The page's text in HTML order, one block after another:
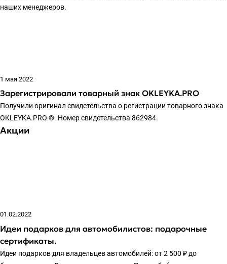
наших менеджеров.
1 мая 2022
Зарегистрировали товарный знак OKLEYKA.PRO
Получили оригинал свидетельства о регистрации товарного знака
OKLEYKA.PRO ®. Номер свидетельства 862984.
Акции
01.02.2022
Идеи подарков для автомобилистов: подарочные
сертификаты.
Идеи подарков для владельцев автомобилей: от 2 500 ₽ до